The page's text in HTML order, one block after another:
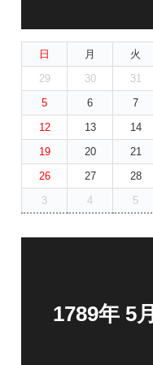
日 月 火
29
30 31
5
6 7
12
13 14
19
20 21
26
27 28
3
4 5
1789年 5月